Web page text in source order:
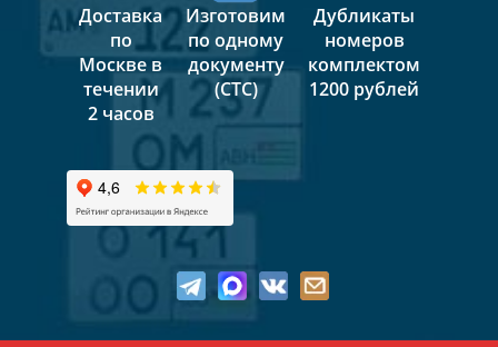
Доставка
по
Москве в
течении
2 часов
Изготовим
по одному
документу
(СТС)
Дубликаты
номеров
комплектом
1200 рублей